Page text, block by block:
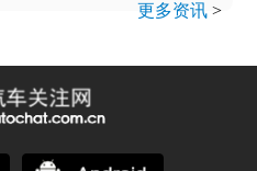
更多资讯>